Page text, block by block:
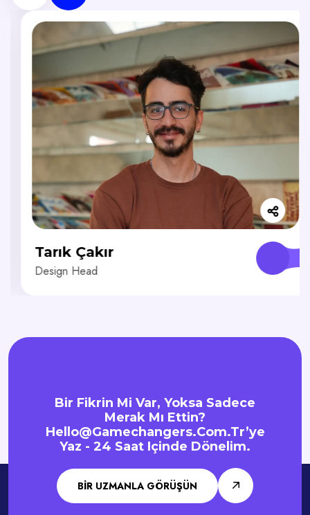
Tarık Çakır
Design Head
Bir Fikrin Mi Var, Yoksa Sadece
Merak Mı Ettin?
Hello@gamechangers.com.tr’ye
Yaz - 24 Saat Içinde Dönelim.
BIR UZMANLA GÖRÜŞÜN